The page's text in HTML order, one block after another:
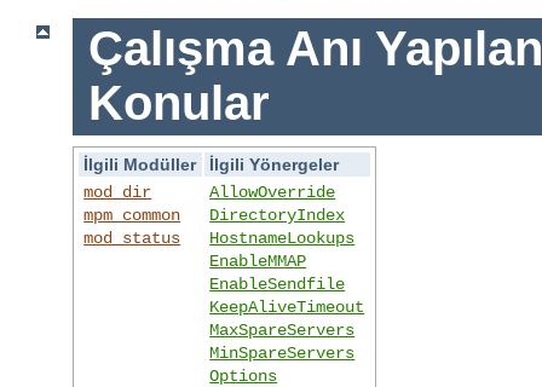
Çalışma Anı
Konular
İlgili Modüller
İlgili Yönergeler
mod_dir
mpm_common
mod_status
AllowOverride
DirectoryIndex
HostnameLookups
EnableMMAP
EnableSendfile
KeepAliveTimeout
MaxSpareServers
MinSpareServers
Options